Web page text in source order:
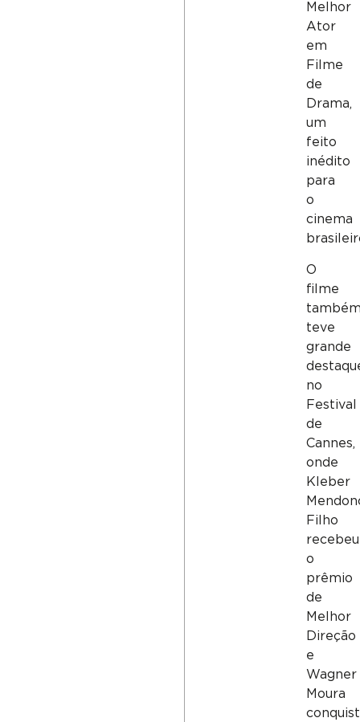
Melhor
Ator
em
Filme
de
Drama,
um
feito
inédito
para
o
cinema
O
filme
teve
grande
no
Festival
de
Cannes,
onde
Kleber
Filho
recebeu
o
prêmio
de
Melhor
Direção
e
Wagner
Moura